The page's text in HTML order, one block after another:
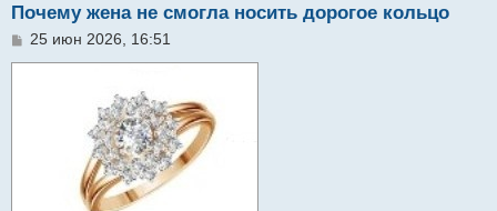
Почему жена не смогла носить дорогое кольцо
С25 июн 2026, 16:51